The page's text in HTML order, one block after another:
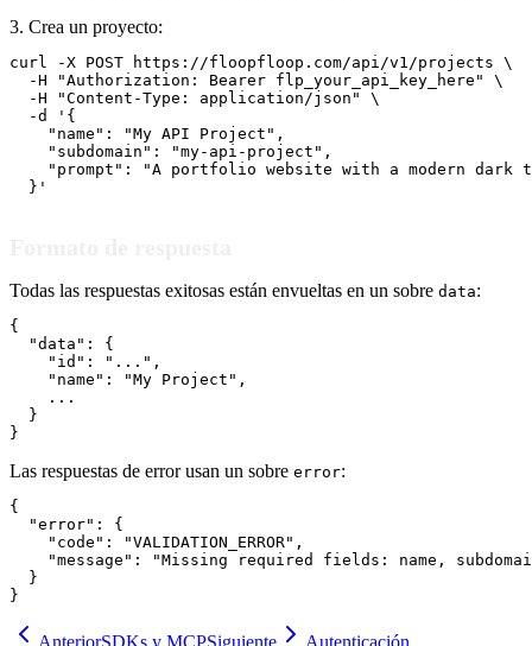
3. Crea un proyecto:
curl -X POST https://floopfloop.com/api/v1/projects \
  -H "Authorization: Bearer flp_your_api_key_here" \
  -H "Content-Type: application/json" \
  -d '{
    "name": "My API Project",
    "subdomain": "my-api-project",
"prompt": "A portfolio website with a modern dark
  }'
Todas las respuestas exitosas están envueltas en un sobre data:
{
  "data": {
    "id": "...",
    "name": "My Project",
    ...
  }
}
Las respuestas de error usan un sobre error:
{
  "error": {
    "code": "VALIDATION_ERROR",
"message": "Missing required fields: name,
  }
}